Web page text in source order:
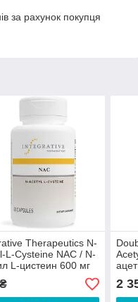
за рахунок покупця
Therapeutics N-
L-Cysteine NAC / N-
L-цистеин 600 мг
60
2